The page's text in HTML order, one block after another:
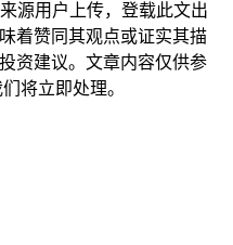
源用户上传，登载此文出
着赞同其观点或证实其描
资建议。文章内容仅供参
将立即处理。